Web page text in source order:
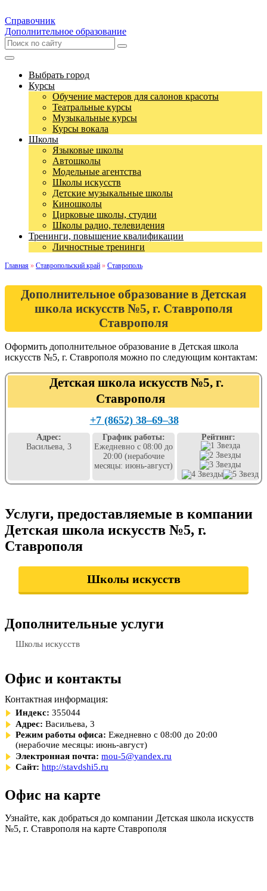
Справочник
Дополнительное образование
Выбрать город
Курсы
Обучение мастеров для салонов красоты
Театральные курсы
Музыкальные курсы
Курсы вокала
Школы
Языковые школы
Автошколы
Модельные агентства
Школы искусств
Детские музыкальные школы
Киношколы
Цирковые школы, студии
Школы радио, телевидения
Тренинги, повышение квалификации
Личностные тренинги
Главная » Ставропольский край » Ставрополь
Дополнительное образование в Детская
школа искусств №5, г. Ставрополя
Ставрополя
Оформить дополнительное образование в Детская школа
искусств №5, г. Ставрополя можно по следующим контактам:
Детская школа искусств №5, г.
Ставрополя
+7 (8652) 38‒69‒38
Адрес:
Васильева, 3
График работы:
Ежедневно с 08:00 до
20:00 (нерабочие
месяцы: июнь-август)
Рейтинг:
Услуги, предоставляемые в компании
Детская школа искусств №5, г.
Ставрополя
Школы искусств
Дополнительные услуги
Школы искусств
Офис и контакты
Контактная информация:
Индекс: 355044
Адрес: Васильева, 3
Режим работы офиса: Ежедневно с 08:00 до 20:00
(нерабочие месяцы: июнь-август)
Электронная почта: mou-5@yandex.ru
Сайт: http://stavdshi5.ru
Офис на карте
Узнайте, как добраться до компании Детская школа искусств
№5, г. Ставрополя на карте Ставрополя